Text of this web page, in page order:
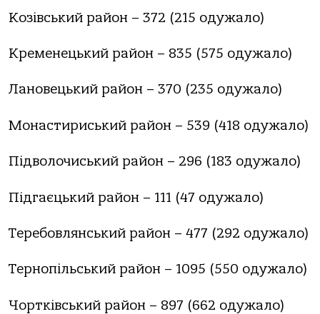
Козівський район – 372 (215 одужало)
Кременецький район – 835 (575 одужало)
Лановецький район – 370 (235 одужало)
Монастириський район – 539 (418 одужало)
Підволочиський район – 296 (183 одужало)
Підгаєцький район – 111 (47 одужало)
Теребовлянський район – 477 (292 одужало)
Тернопільський район – 1095 (550 одужало)
Чортківський район – 897 (662 одужало)